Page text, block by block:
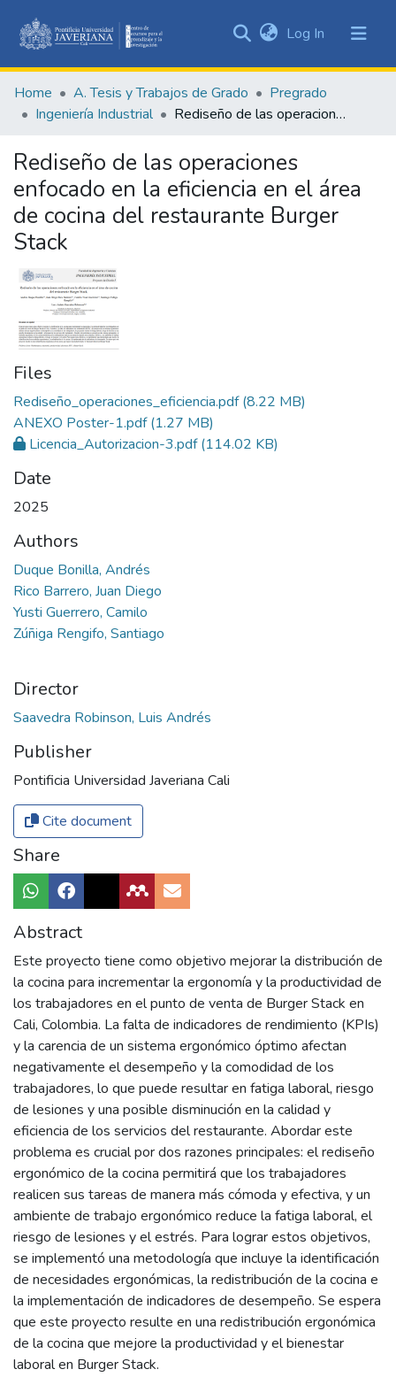
&
Collections
Statistics
Log In (current)
Home A. Tesis y Trabajos de Grado
Pregrado
Ingeniería Industrial
Rediseño de las operaciones enfocado en la eficiencia en el área de cocina del restaurante Burger Stack
Rediseño de las operaciones
enfocado en la eficiencia en el área
de cocina del restaurante Burger
Stack
Files
Rediseño_operaciones_eficiencia.pdf(8.22 MB)
ANEXO Poster-1.pdf(1.27 MB)
Licencia_Autorizacion-3.pdf(114.02 KB)
Date
2025
Authors
Duque Bonilla, Andrés
Rico Barrero, Juan Diego
Yusti Guerrero, Camilo
Zúñiga Rengifo, Santiago
Director
Saavedra Robinson, Luis Andrés
Publisher
Pontificia Universidad Javeriana Cali
Cite document
Share
Abstract
Este proyecto tiene como objetivo mejorar la distribución de
la cocina para incrementar la ergonomía y la productividad de
los trabajadores en el punto de venta de Burger Stack en
Cali, Colombia. La falta de indicadores de rendimiento (KPIs)
y la carencia de un sistema ergonómico óptimo afectan
negativamente el desempeño y la comodidad de los
trabajadores, lo que puede resultar en fatiga laboral, riesgo
de lesiones y una posible disminución en la calidad y
eficiencia de los servicios del restaurante. Abordar este
problema es crucial por dos razones principales: el rediseño
ergonómico de la cocina permitirá que los trabajadores
realicen sus tareas de manera más cómoda y efectiva, y un
ambiente de trabajo ergonómico reduce la fatiga laboral, el
riesgo de lesiones y el estrés. Para lograr estos objetivos,
se implementó una metodología que incluye la identificación
de necesidades ergonómicas, la redistribución de la cocina e
la implementación de indicadores de desempeño. Se espera
que este proyecto resulte en una redistribución ergonómica
de la cocina que mejore la productividad y el bienestar
laboral en Burger Stack.